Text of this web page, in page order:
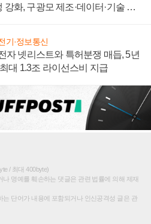
강화, 구광모 제조·데이터·기술 결
기·정보통신
자 넷리스트와 특허분쟁 매듭, 5년
대 1.3조 라이선스비 지급
/ 최대 400byte)
명예를 훼손하는 댓글은 관련 법률에 의해 제재
는 단어가 내용에 포함되거나 인신공격성 글은 관